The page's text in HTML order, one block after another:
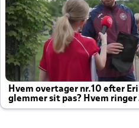
Hvem overtager nr.10 efter
glemmer sit pas? Hvem ringer
altid til efter kampe?